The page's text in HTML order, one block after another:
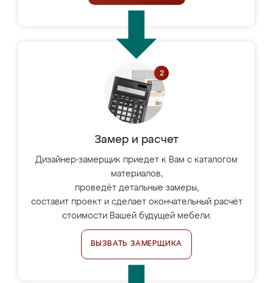
Замер и расчет
Дизайнер-замерщик приедет к Вам с каталогом
материалов,
проведёт детальные замеры,
составит проект и сделает окончательный расчёт
стоимости Вашей будущей мебели.
ВЫЗВАТЬ ЗАМЕРЩИКА